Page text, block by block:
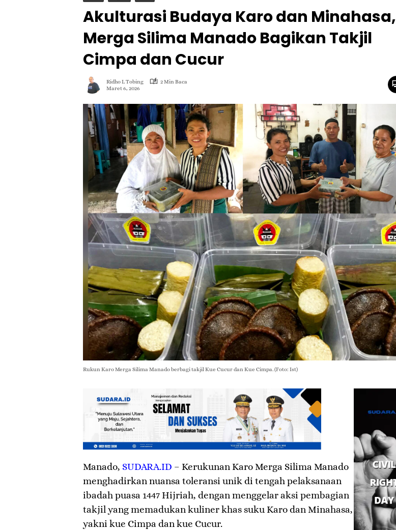
Akulturasi Budaya Karo dan Minahasa,
Merga Silima Manado Bagikan Takjil
Cimpa dan Cucur
Ridho L Tobing
2 Min Baca
Maret 6, 2026
Rukun Karo Merga Silima Manado berbagi takjil Kue Cucur dan Kue Cimpa. (Foto: Ist)
Manado, SUDARA.ID – Kerukunan Karo Merga Silima Manado
menghadirkan nuansa toleransi unik di tengah pelaksanaan
ibadah puasa 1447 Hijriah, dengan menggelar aksi pembagian
takjil yang memadukan kuliner khas suku Karo dan Minahasa,
yakni kue Cimpa dan kue Cucur.